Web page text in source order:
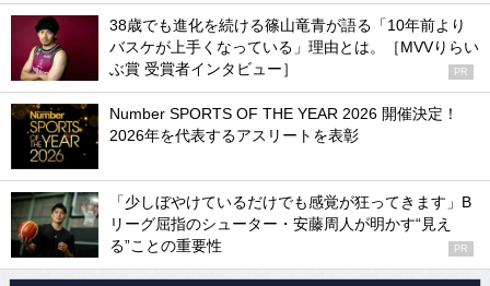
38歳でも進化を続ける篠山竜青が語る「10年前より
バスケが上手くなっている」理由とは。［MVVりらい
ぶ賞 受賞者インタビュー］
PR
Number SPORTS OF THE YEAR 2026 開催決定！
2026年を代表するアスリートを表彰
「少しぼやけているだけでも感覚が狂ってきます」B
リーグ屈指のシューター・安藤周人が明かす“見え
る”ことの重要性
PR